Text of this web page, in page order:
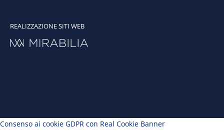
REALIZZAZIONE SITI WEB
Consenso ai cookie GDPR con Real Cookie Banner